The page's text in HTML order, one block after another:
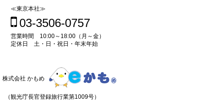
≪東京本社≫
03-3506-0757
営業時間 10:00～18:00（月～金）
定休日 土・日・祝日・年末年始
株式会社 かもめ
（観光庁長官登録旅行業第1009号）